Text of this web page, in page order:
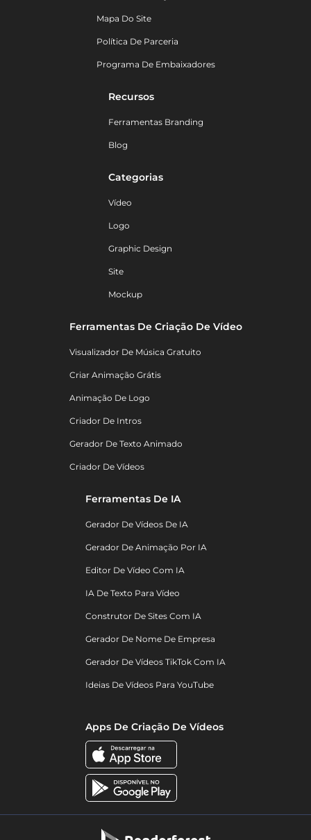
Mapa Do Site
Política De Parceria
Programa De Embaixadores
Recursos
Ferramentas Branding
Blog
Categorias
Vídeo
Logo
Graphic Design
Site
Mockup
Ferramentas De Criação De Vídeo
Visualizador De Música Gratuito
Criar Animação Grátis
Animação De Logo
Criador De Intros
Gerador De Texto Animado
Criador De Vídeos
Ferramentas De IA
Gerador De Vídeos De IA
Gerador De Animação Por IA
Editor De Vídeo Com IA
IA De Texto Para Vídeo
Construtor De Sites Com IA
Gerador De Nome De Empresa
Gerador De Vídeos TikTok Com IA
Ideias De Vídeos Para YouTube
Apps De Criação De Vídeos